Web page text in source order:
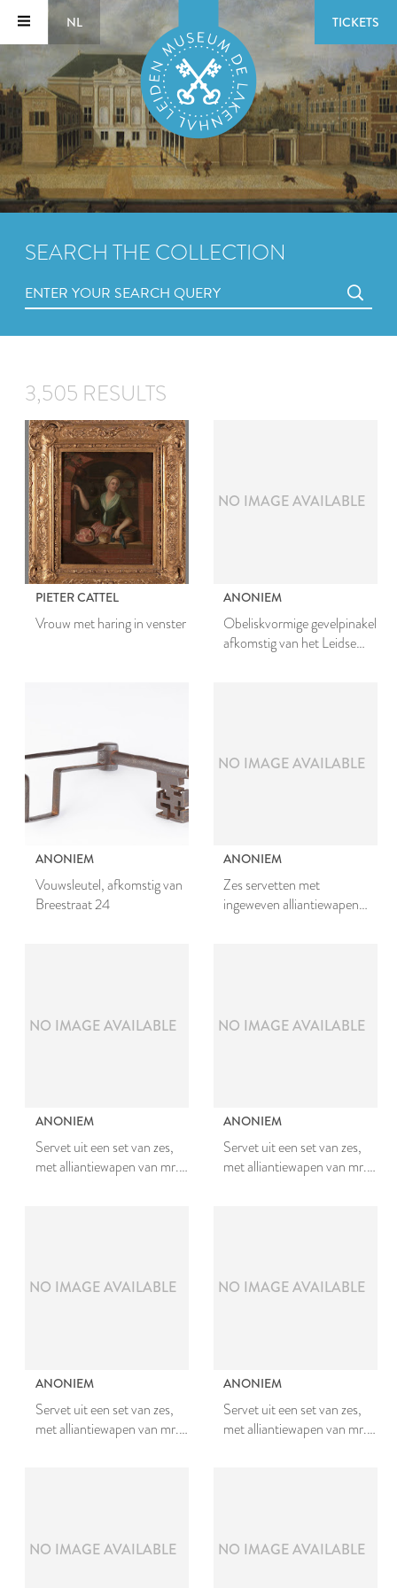
NL TICKETS
SEARCH THE COLLECTION
3,505 RESULTS
PIETER CATTEL
Vrouw met haring in venster
NO IMAGE AVAILABLE
ANONIEM
Obeliskvormige gevelpinakel
afkomstig van het Leidse
ANONIEM
Vouwsleutel, afkomstig van
Breestraat 24
NO IMAGE AVAILABLE
ANONIEM
Zes servetten met
ingeweven alliantiewapen
NO IMAGE AVAILABLE
ANONIEM
Servet uit een set van zes,
met alliantiewapen van mr.
NO IMAGE AVAILABLE
ANONIEM
Servet uit een set van zes,
met alliantiewapen van mr.
NO IMAGE AVAILABLE
ANONIEM
Servet uit een set van zes,
met alliantiewapen van mr.
NO IMAGE AVAILABLE
ANONIEM
Servet uit een set van zes,
met alliantiewapen van mr.
NO IMAGE AVAILABLE NO IMAGE AVAILABLE